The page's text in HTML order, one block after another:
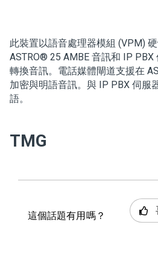
此裝置以語音處理器模組 (VPM)
ASTRO® 25 AMBE 音訊和 IP PBX
轉換音訊。電話媒體閘道支援在
加密與明語音訊。與 IP PBX 伺服
語。
TMG
這個話題有用嗎？